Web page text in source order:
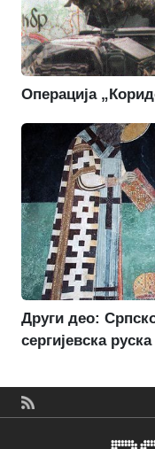
Операција
Други део:
сергијевска